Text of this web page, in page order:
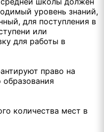
уровень знаний,
для поступления в
или
для работы в
право на
образования
количества мест в